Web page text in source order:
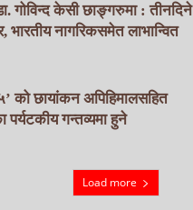
गोविन्द केसी छाङ्गरुमा : तीनदिने
भारतीय नागरिकसमेत लाभान्वित
को छायांकन अपिहिमालसहित
पर्यटकीय गन्तव्यमा हुने
Load more